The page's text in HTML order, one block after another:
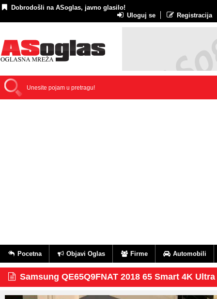
Dobrodošli na ASoglas, javno glasilo!
Uloguj se
Registracija
Pocetna Objavi Oglas Firme Automobili
Samsung QE65Q9FNAT 2018 65 Smart 4K